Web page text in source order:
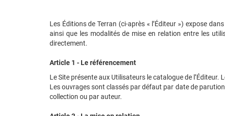
Les Éditions de Terran (ci-après « l’Éditeur ») expose
ainsi que les modalités de mise en relation entre les
directement.
Article 1 - Le référencement
Le Site présente aux Utilisateurs le catalogue de l’Éditeur.
Les ouvrages sont classés par défaut par date de
collection ou par auteur.